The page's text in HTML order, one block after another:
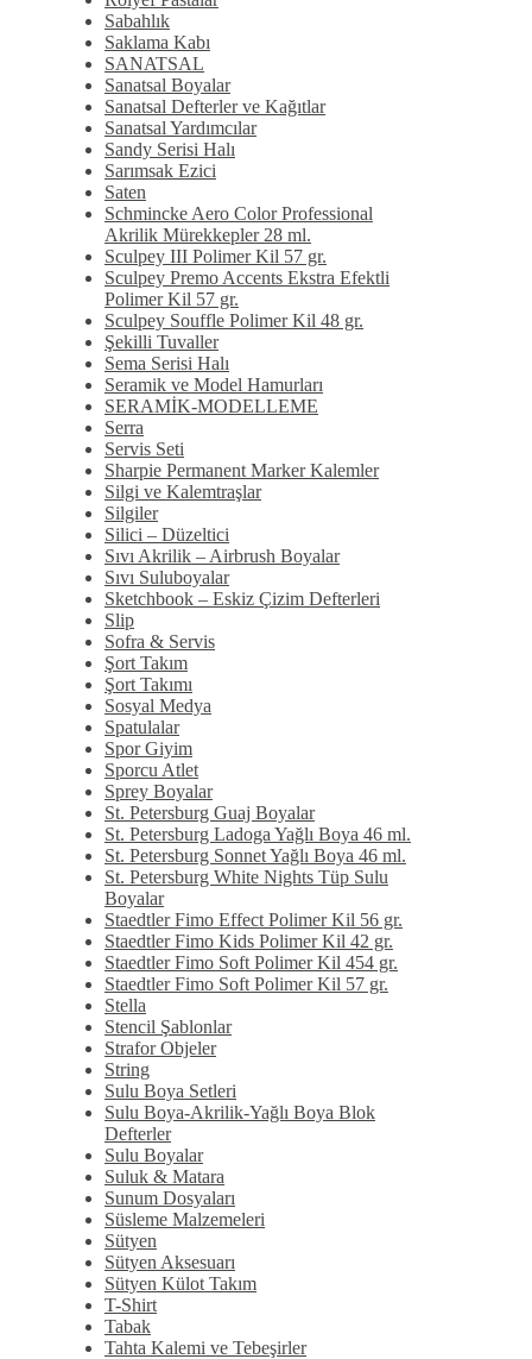
Sabahlık
Saklama Kabı
SANATSAL
Sanatsal Boyalar
Sanatsal Defterler ve Kağıtlar
Sanatsal Yardımcılar
Sandy Serisi Halı
Sarımsak Ezici
Saten
Schmincke Aero Color Professional
Akrilik Mürekkepler 28 ml.
Sculpey III Polimer Kil 57 gr.
Sculpey Premo Accents Ekstra Efektli
Polimer Kil 57 gr.
Sculpey Souffle Polimer Kil 48 gr.
Şekilli Tuvaller
Sema Serisi Halı
Seramik ve Model Hamurları
SERAMİK-MODELLEME
Serra
Servis Seti
Sharpie Permanent Marker Kalemler
Silgi ve Kalemtraşlar
Silgiler
Silici – Düzeltici
Sıvı Akrilik – Airbrush Boyalar
Sıvı Suluboyalar
Sketchbook – Eskiz Çizim Defterleri
Slip
Sofra & Servis
Şort Takım
Şort Takımı
Sosyal Medya
Spatulalar
Spor Giyim
Sporcu Atlet
Sprey Boyalar
St. Petersburg Guaj Boyalar
St. Petersburg Ladoga Yağlı Boya 46 ml.
St. Petersburg Sonnet Yağlı Boya 46 ml.
St. Petersburg White Nights Tüp Sulu
Boyalar
Staedtler Fimo Effect Polimer Kil 56 gr.
Staedtler Fimo Kids Polimer Kil 42 gr.
Staedtler Fimo Soft Polimer Kil 454 gr.
Staedtler Fimo Soft Polimer Kil 57 gr.
Stella
Stencil Şablonlar
Strafor Objeler
String
Sulu Boya Setleri
Sulu Boya-Akrilik-Yağlı Boya Blok
Defterler
Sulu Boyalar
Suluk & Matara
Sunum Dosyaları
Süsleme Malzemeleri
Sütyen
Sütyen Aksesuarı
Sütyen Külot Takım
T-Shirt
Tabak
Tahta Kalemi ve Tebeşirler